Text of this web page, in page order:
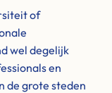
of
wel degelijk
en
de grote steden